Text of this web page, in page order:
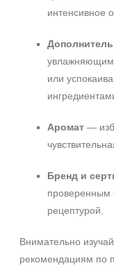
интенсивное
или
Аромат —
Бренд и
проверенным
рецептурой.
Внимательно
рекомендациям по